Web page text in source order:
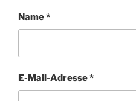
Name*
E-Mail-Adresse*